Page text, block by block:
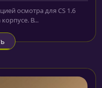
осмотра для CS 1.6
В...